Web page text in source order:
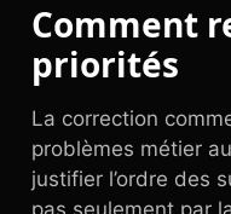
Comment
priorités
La correction
problèmes métier
justifier l’ordre des
pas seulement par